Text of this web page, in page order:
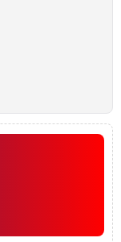
4 người chơi)
4 người chơi)